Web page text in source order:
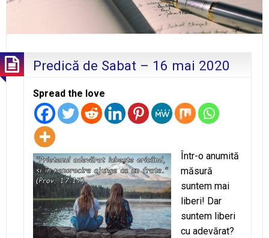
Predică de Sabat – 16 mai 2020
Spread the love
Într-o anumită
măsură
suntem mai
liberi! Dar
suntem liberi
cu adevărat?